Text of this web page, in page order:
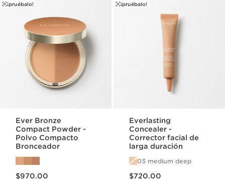
¡pruébalo!
Ever Bronze
Compact Powder -
Polvo Compacto
Bronceador
$970.00
¡pruébalo!
Everlasting
Concealer -
Corrector facial de
larga duración
03 medium deep
$720.00